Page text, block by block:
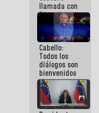
llamada con
Dinorah
Figuera y
acuerdan
primer
encuentro
presencial
para el
diálogo
Cabello:
Todos los
diálogos son
bienvenidos
siempre que
estén en el
marco de la
Constitución